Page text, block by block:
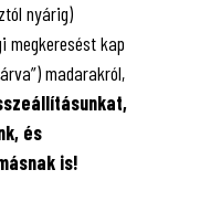
nyárig)
megkeresést kap
madarakról,
és
is!